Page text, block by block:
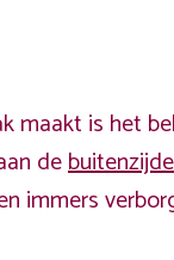
maakt is het
debuitenzijde
immers